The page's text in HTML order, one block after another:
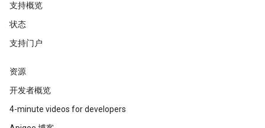
支持概览
状态
支持门户
资源
开发者概览
4-minute videos for developers